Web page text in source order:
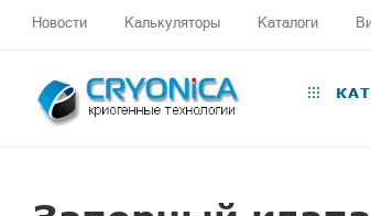
Новости Калькуляторы Каталоги